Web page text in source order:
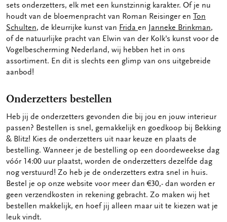
sets onderzetters, elk met een kunstzinnig karakter. Of je nu
houdt van de bloemenpracht van Roman Reisinger en Ton
Schulten, de kleurrijke kunst van Frida en Janneke Brinkman,
of de natuurlijke pracht van Elwin van der Kolk's kunst voor de
Vogelbescherming Nederland, wij hebben het in ons
assortiment. En dit is slechts een glimp van ons uitgebreide
aanbod!
Onderzetters bestellen
Heb jij de onderzetters gevonden die bij jou en jouw interieur
passen? Bestellen is snel, gemakkelijk en goedkoop bij Bekking
& Blitz! Kies de onderzetters uit naar keuze en plaats de
bestelling. Wanneer je de bestelling op een doordeweekse dag
vóór 14:00 uur plaatst, worden de onderzetters dezelfde dag
nog verstuurd! Zo heb je de onderzetters extra snel in huis.
Bestel je op onze website voor meer dan €30,- dan worden er
geen verzendkosten in rekening gebracht. Zo maken wij het
bestellen makkelijk, en hoef jij alleen maar uit te kiezen wat je
leuk vindt.